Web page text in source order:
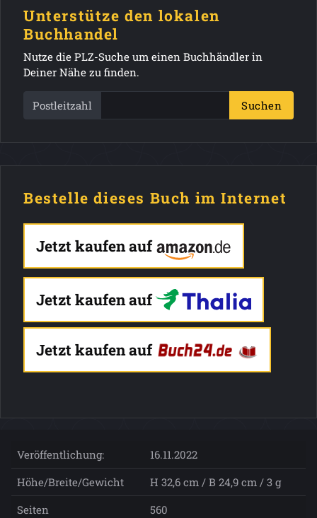
Unterstütze den lokalen
Buchhandel
Nutze die PLZ-Suche um einen Buchhändler in
Deiner Nähe zu finden.
Postleitzahl Suchen
Bestelle dieses Buch im Internet
Jetzt kaufen auf
Jetzt kaufen auf
Jetzt kaufen auf
Veröffentlichung:
16.11.2022
Höhe/Breite/Gewicht
H 32,6 cm / B 24,9 cm / 3 g
Seiten
560